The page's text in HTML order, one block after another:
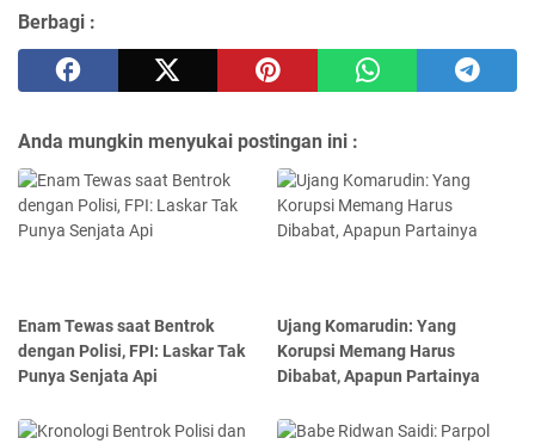
Berbagi :
Anda mungkin menyukai postingan ini :
Enam Tewas saat Bentrok
dengan Polisi, FPI: Laskar Tak
Punya Senjata Api
Ujang Komarudin: Yang
Korupsi Memang Harus
Dibabat, Apapun Partainya